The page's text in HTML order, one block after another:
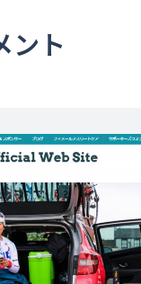
ント